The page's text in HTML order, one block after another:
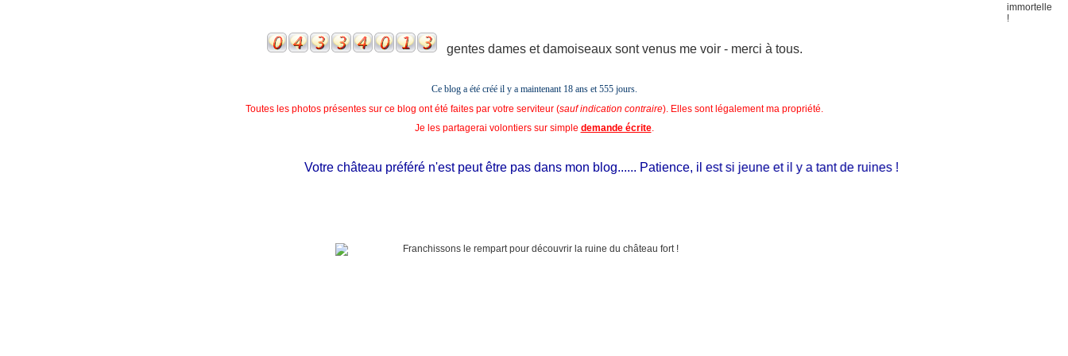
gentes dames et damoiseaux sont venus me voir - merci à tous.
Ce blog a été créé il y a maintenant 18 ans et555 jours.
Toutes les photos présentes sur ce blog ont été faites par votre serviteur (sauf indication contraire). Elles sont légalement ma propriété.
Je les partagerai volontiers sur simple demande écrite.
Votre château préféré n'est peut être pas dans mon blog...... Patience, il est si jeune et il y a tant de ruines !